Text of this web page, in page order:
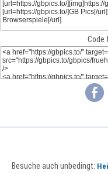
Code
Besuche auch unbedingt: